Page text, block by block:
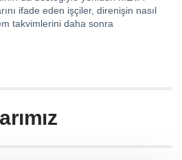
ifade eden işçiler, direnişin nasıl
takvimlerini daha sonra